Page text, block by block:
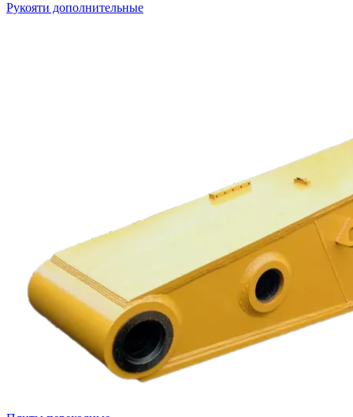
Рукояти дополнительные